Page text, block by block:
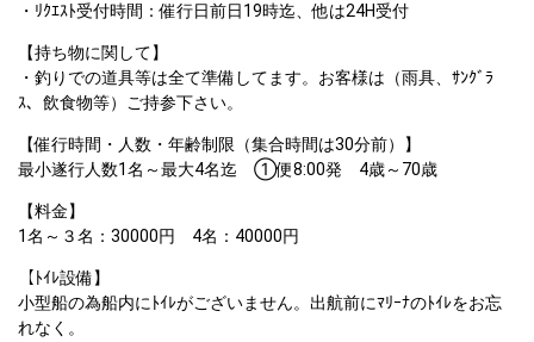
・ﾘｸｴｽﾄ受付時間：催行日前日19時迄、他は24H受付
【持ち物に関して】
・釣りでの道具等は全て準備してます。お客様は（雨具、ｻﾝｸﾞﾗ
ｽ、飲食物等）ご持参下さい。
【催行時間・人数・年齢制限（集合時間は30分前）】
最小遂行人数1名～最大4名迄　①便8:00発　4歳～70歳
【料金】
1名～３名：30000円　4名：40000円
【ﾄｲﾚ設備】
小型船の為船内にﾄｲﾚがございません。出航前にﾏﾘｰﾅのﾄｲﾚをお忘
れなく。